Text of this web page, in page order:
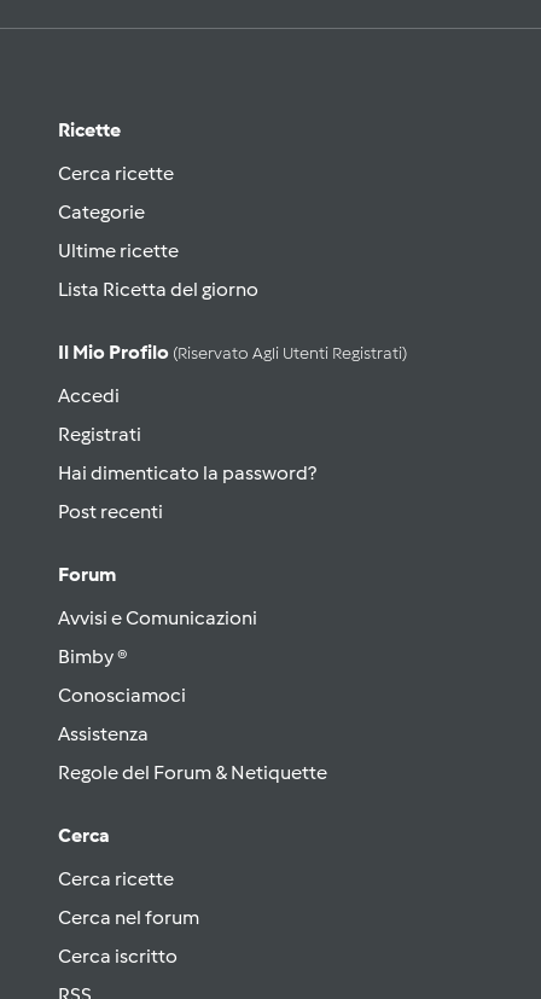
Ricette
Cerca ricette
Categorie
Ultime ricette
Lista Ricetta del giorno
Il Mio Profilo (riservato Agli Utenti Registrati)
Accedi
Registrati
Hai dimenticato la password?
Post recenti
Forum
Avvisi e Comunicazioni
Bimby ®
Conosciamoci
Assistenza
Regole del Forum & Netiquette
Cerca
Cerca ricette
Cerca nel forum
Cerca iscritto